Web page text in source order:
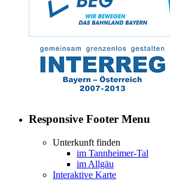
Responsive Footer Menu
Unterkunft finden
im Tannheimer-Tal
im Allgäu
Interaktive Karte